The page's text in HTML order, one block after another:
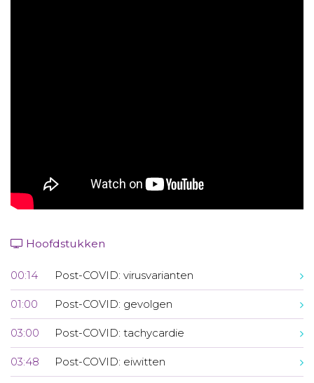
Hoofdstukken
00:14 Post-COVID: virusvarianten
01:00 Post-COVID: gevolgen
03:00 Post-COVID: tachycardie
03:48 Post-COVID: eiwitten